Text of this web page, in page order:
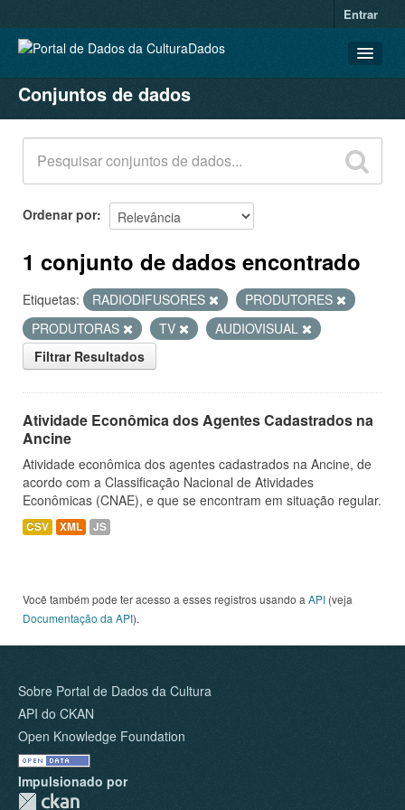
Entrar
CONJUNTOS DE DADOS
ORGANIZAÇÕES
GRUPOS
SOBRE
Conjuntos de dados
Ordenar por
1 conjunto de dados encontrado
Etiquetas: RADIODIFUSORES
PRODUTORES
PRODUTORAS
TV
AUDIOVISUAL
Filtrar Resultados
Atividade Econômica dos Agentes Cadastrados na
Ancine
Atividade econômica dos agentes cadastrados na Ancine, de
acordo com a Classificação Nacional de Atividades
Econômicas (CNAE), e que se encontram em situação regular.
CSV XML JS
Você também pode ter acesso a esses registros usando a API (veja
Documentação da API).
Sobre Portal de Dados da Cultura
API do CKAN
Open Knowledge Foundation
Impulsionado por